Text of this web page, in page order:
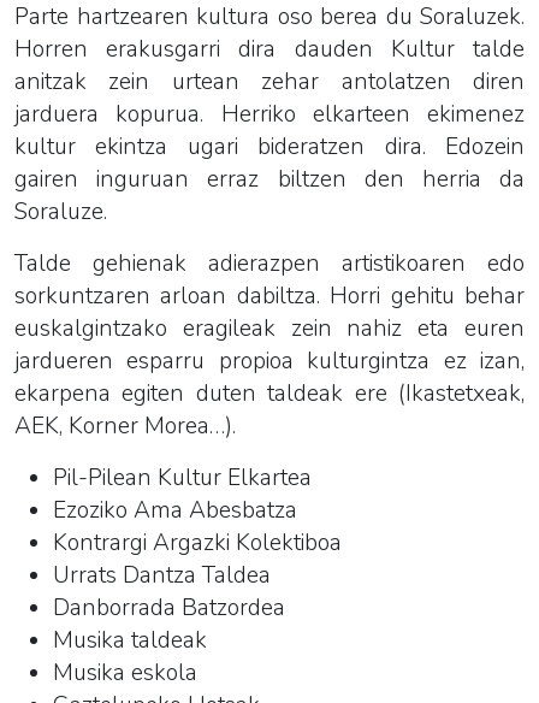
Parte hartzearen kultura oso berea du Soraluzek.
Horren erakusgarri dira dauden Kultur talde
anitzak zein urtean zehar antolatzen diren
jarduera kopurua. Herriko elkarteen ekimenez
kultur ekintza ugari bideratzen dira. Edozein
gairen inguruan erraz biltzen den herria da
Soraluze.
Talde gehienak adierazpen artistikoaren edo
sorkuntzaren arloan dabiltza. Horri gehitu behar
euskalgintzako eragileak zein nahiz eta euren
jardueren esparru propioa kulturgintza ez izan,
ekarpena egiten duten taldeak ere (Ikastetxeak,
AEK, Korner Morea…).
Pil-Pilean Kultur Elkartea
Ezoziko Ama Abesbatza
Kontrargi Argazki Kolektiboa
Urrats Dantza Taldea
Danborrada Batzordea
Musika taldeak
Musika eskola